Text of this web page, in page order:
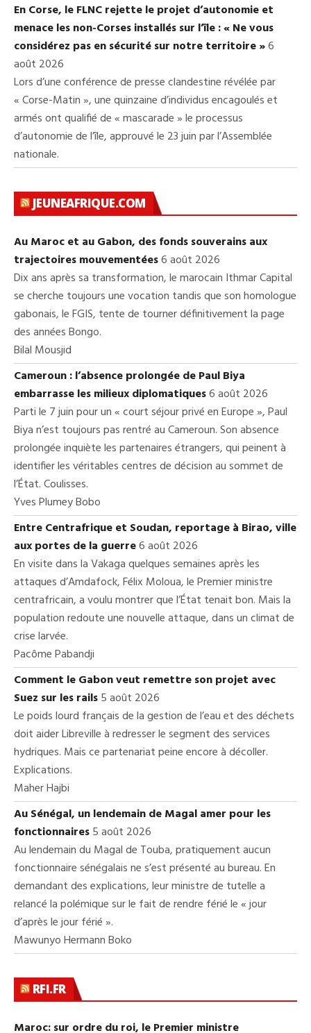
En Corse, le FLNC rejette le projet d’autonomie et
menace les non-Corses installés sur l’île : « Ne vous
considérez pas en sécurité sur notre territoire »6
août 2026
Lors d’une conférence de presse clandestine révélée par
« Corse-Matin », une quinzaine d’individus encagoulés et
armés ont qualifié de « mascarade » le processus
d’autonomie de l’île, approuvé le 23 juin par l’Assemblée
nationale.
JEUNEAFRIQUE.COM
Au Maroc et au Gabon, des fonds souverains aux
trajectoires mouvementées6 août 2026
Dix ans après sa transformation, le marocain Ithmar Capital
se cherche toujours une vocation tandis que son homologue
gabonais, le FGIS, tente de tourner définitivement la page
des années Bongo.
Bilal Mousjid
Cameroun : l’absence prolongée de Paul Biya
embarrasse les milieux diplomatiques6 août 2026
Parti le 7 juin pour un « court séjour privé en Europe », Paul
Biya n’est toujours pas rentré au Cameroun. Son absence
prolongée inquiète les partenaires étrangers, qui peinent à
identifier les véritables centres de décision au sommet de
l’État. Coulisses.
Yves Plumey Bobo
Entre Centrafrique et Soudan, reportage à Birao, ville
aux portes de la guerre6 août 2026
En visite dans la Vakaga quelques semaines après les
attaques d’Amdafock, Félix Moloua, le Premier ministre
centrafricain, a voulu montrer que l’État tenait bon. Mais la
population redoute une nouvelle attaque, dans un climat de
crise larvée.
Pacôme Pabandji
Comment le Gabon veut remettre son projet avec
Suez sur les rails5 août 2026
Le poids lourd français de la gestion de l’eau et des déchets
doit aider Libreville à redresser le segment des services
hydriques. Mais ce partenariat peine encore à décoller.
Explications.
Maher Hajbi
Au Sénégal, un lendemain de Magal amer pour les
fonctionnaires5 août 2026
Au lendemain du Magal de Touba, pratiquement aucun
fonctionnaire sénégalais ne s’est présenté au bureau. En
demandant des explications, leur ministre de tutelle a
relancé la polémique sur le fait de rendre férié le « jour
d’après le jour férié ».
Mawunyo Hermann Boko
RFI.FR
Maroc: sur ordre du roi, le Premier ministre